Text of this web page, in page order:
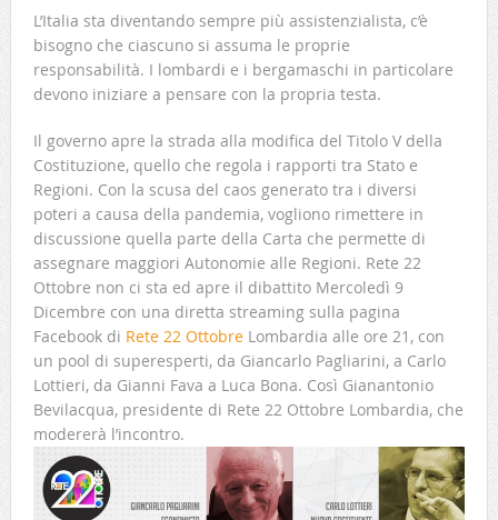
L’Italia sta diventando sempre più assistenzialista, c’è
bisogno che ciascuno si assuma le proprie
responsabilità. I lombardi e i bergamaschi in particolare
devono iniziare a pensare con la propria testa.
Il governo apre la strada alla modifica del Titolo V della
Costituzione, quello che regola i rapporti tra Stato e
Regioni. Con la scusa del caos generato tra i diversi
poteri a causa della pandemia, vogliono rimettere in
discussione quella parte della Carta che permette di
assegnare maggiori Autonomie alle Regioni. Rete 22
Ottobre non ci sta ed apre il dibattito Mercoledì 9
Dicembre con una diretta streaming sulla pagina
Facebook di Rete 22 OttobreLombardia alle ore 21, con
un pool di superesperti, da Giancarlo Pagliarini, a Carlo
Lottieri, da Gianni Fava a Luca Bona. Così Gianantonio
Bevilacqua, presidente di Rete 22 Ottobre Lombardia, che
modererà l’incontro.